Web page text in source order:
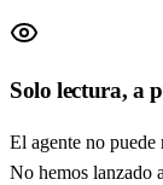
Solo lectura, a
El agente no
No hemos lanzado